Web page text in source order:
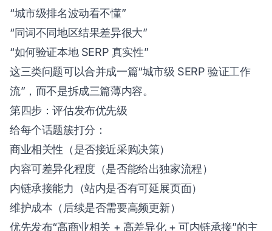
“城市级排名波动看不懂”
“同词不同地区结果差异很大”
“如何验证本地 SERP 真实性”
这三类问题可以合并成一篇“城市级 SERP 验证工作
流”，而不是拆成三篇薄内容。
第四步：评估发布优先级
给每个话题簇打分：
商业相关性（是否接近采购决策）
内容可差异化程度（是否能给出独家流程）
内链承接能力（站内是否有可延展页面）
维护成本（后续是否需要高频更新）
优先发布“高商业相关 + 高差异化 + 可内链承接”的主